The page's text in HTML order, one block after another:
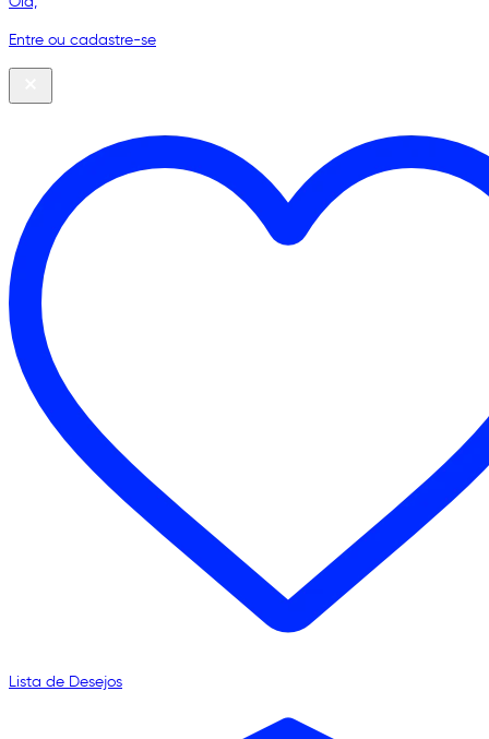
Entre ou cadastre-se
Lista de Desejos